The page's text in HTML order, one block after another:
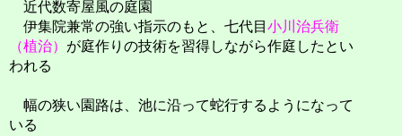
近代数寄屋風の庭園
伊集院兼常の強い指示のもと、七代目 小川治兵衛
（植治） が庭作りの技術を習得しながら作庭したとい
われる
幅の狭い園路は、池に沿って蛇行するようになって
いる